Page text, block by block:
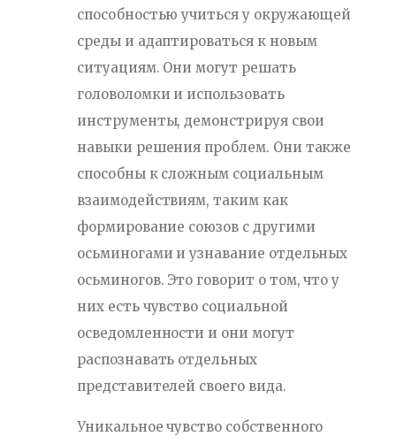
способностью учиться у окружающей
среды и адаптироваться к новым
ситуациям. Они могут решать
головоломки и использовать
инструменты, демонстрируя свои
навыки решения проблем. Они также
способны к сложным социальным
взаимодействиям, таким как
формирование союзов с другими
осьминогами и узнавание отдельных
осьминогов. Это говорит о том, что у
них есть чувство социальной
осведомленности и они могут
распознавать отдельных
представителей своего вида.
Уникальное чувство собственного